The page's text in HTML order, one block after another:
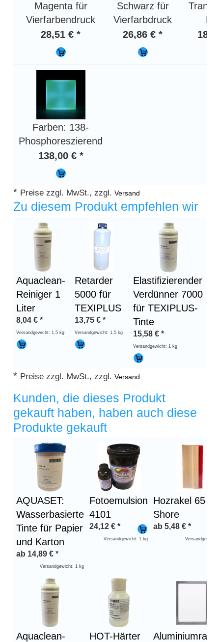
Magenta für
Vierfarbendruck
28,51 € *
Schwarz für
Vierfarbdruck
26,86 € *
Farben: 138-
Phosphoreszierend
138,00 € *
* Preise zzgl. MwSt., zzgl.Versand
Zu diesem Produkt empfehlen wir
Aquaclean-
Reiniger 1
Liter
8,04 € *
Versandgewicht: 1,5 kg
Retarder
5000 für
TEXIPLUS
13,75 € *
Versandgewicht: 1,5 kg
Elastifizierender
Verdünner 7000
für TEXIPLUS-
Tinte
15,58 € *
Versandgewicht: 1 kg
* Preise zzgl. MwSt., zzgl.Versand
Kunden, die dieses Produkt
gekauft haben, haben auch diese
Produkte gekauft
Überschrift
AQUASET:
Wasserbasierte
Tinte für Papier
und Karton
ab 14,89 € *
Versandgewicht: 1 kg
Fotoemulsion
4101
24,12 € *
Versandgewicht: 1 kg
Hozrakel 65
Shore
ab 5,48 € *
Aquaclean-
HOT-Härter